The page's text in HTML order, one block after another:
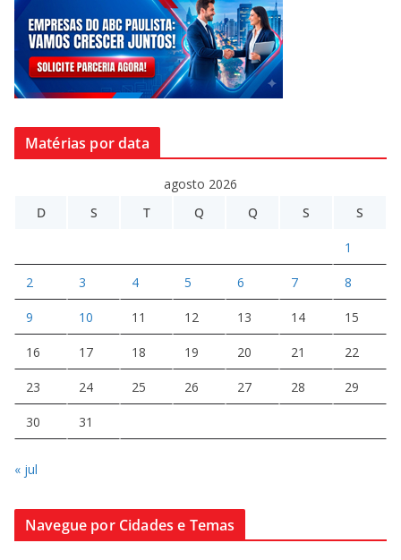
Matérias por data
agosto 2026
D
S T Q Q S S
1
2 3 4 5 6 7 8
9 10 11 12 13 14 15
16 17 18 19 20 21 22
23 24 25 26 27 28 29
30 31
« jul
Navegue por Cidades e Temas